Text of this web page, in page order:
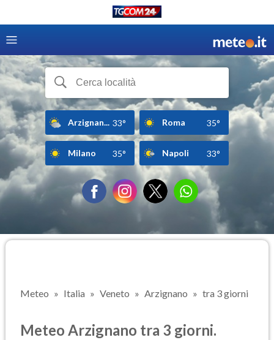
Arzignan... 33° Roma 35°
Milano 35° Napoli 33°
Meteo Italia Veneto Arzignano tra 3 giorni
Meteo Arzignano tra 3 giorni.